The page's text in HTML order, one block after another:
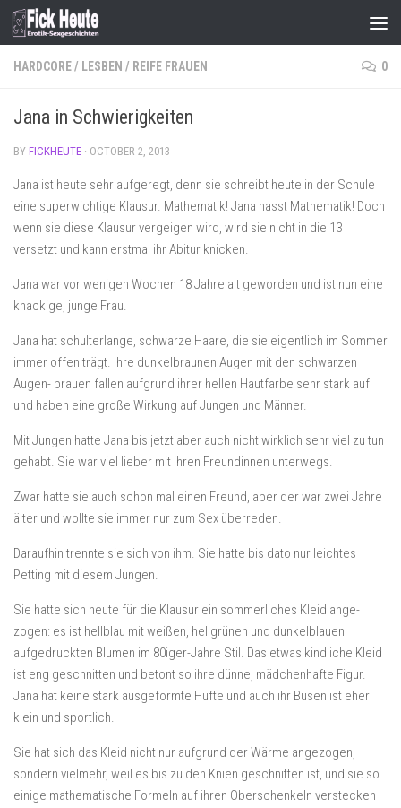
Skip to content
HARDCORE/ LESBEN / REIFE FRAUEN 0
Jana in Schwierigkeiten
BY FICKHEUTE · OCTOBER 2, 2013
Jana ist heute sehr aufgeregt, denn sie schreibt heute in der Schule
eine superwichtige Klausur. Mathematik! Jana hasst Mathematik! Doch
wenn sie diese Klausur vergeigen wird, wird sie nicht in die 13
versetzt und kann erstmal ihr Abitur knicken.
Jana war vor wenigen Wochen 18 Jahre alt geworden und ist nun eine
knackige, junge Frau.
Jana hat schulterlange, schwarze Haare, die sie eigentlich im Sommer
immer offen trägt. Ihre dunkelbraunen Augen mit den schwarzen
Augen- brauen fallen aufgrund ihrer hellen Hautfarbe sehr stark auf
und haben eine große Wirkung auf Jungen und Männer.
Mit Jungen hatte Jana bis jetzt aber auch nicht wirklich sehr viel zu tun
gehabt. Sie war viel lieber mit ihren Freundinnen unterwegs.
Zwar hatte sie auch schon mal einen Freund, aber der war zwei Jahre
älter und wollte sie immer nur zum Sex überreden.
Daraufhin trennte sie sich von ihm. Sie hatte bis dato nur leichtes
Petting mit diesem Jungen.
Sie hatte sich heute für die Klausur ein sommerliches Kleid ange-
zogen: es ist hellblau mit weißen, hellgrünen und dunkelblauen
aufgedruckten Blumen im 80iger-Jahre Stil. Das etwas kindliche Kleid
ist eng geschnitten und betont so ihre dünne, mädchenhafte Figur.
Jana hat keine stark ausgeformte Hüfte und auch ihr Busen ist eher
klein und sportlich.
Sie hat sich das Kleid nicht nur aufgrund der Wärme angezogen,
sondern vielmehr, weil es bis zu den Knien geschnitten ist, und sie so
einige mathematische Formeln auf ihren Oberschenkeln verstecken